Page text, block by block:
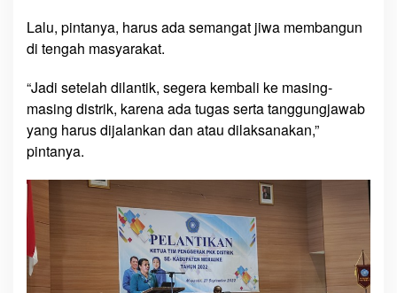
e
g
e
r
P
D
i
s
Lalu, pintanya, harus ada semangat jiwa membangun
di tengah masyarakat.
“Jadi setelah dilantik, segera kembali ke masing-
masing distrik, karena ada tugas serta tanggungjawab
yang harus dijalankan dan atau dilaksanakan,”
pintanya.